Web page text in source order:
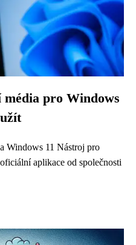
pro Windows
Windows 11 Nástroj pro
aplikace od společnosti